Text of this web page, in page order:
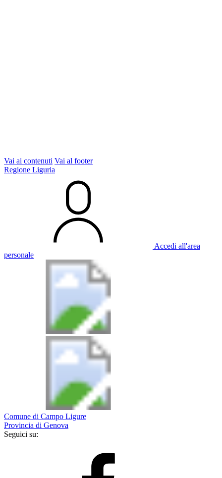
Vai ai contenuti Vai al footer
Regione Liguria
Accedi all'area
personale
Comune di Campo Ligure
Provincia di Genova
Seguici su: